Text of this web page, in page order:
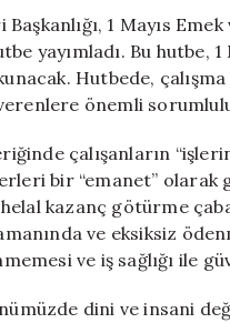
1 Mayıs
yayımladı. Bu hutbe,
Hutbede,
önemli
çalışanların
bir “emanet”
kazanç götürme
ve eksiksiz
ve iş sağlığı ile
dini ve insani